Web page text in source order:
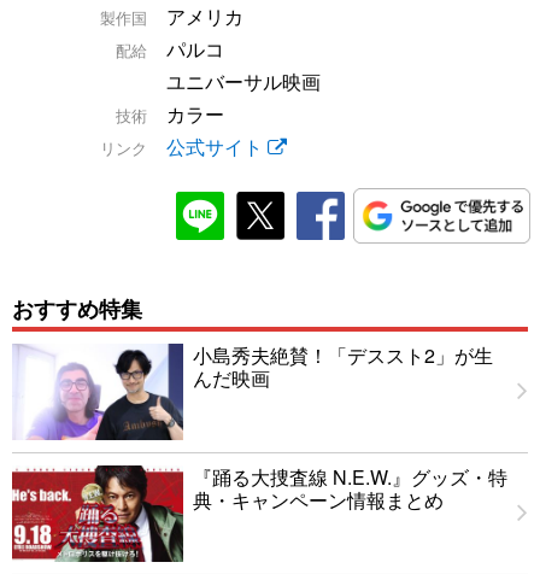
製作国 アメリカ
配給
パルコ
ユニバーサル映画
技術 カラー
リンク 公式サイト
おすすめ特集
小島秀夫絶賛！「デススト2」が生
んだ映画
『踊る大捜査線 N.E.W.』グッズ・特
典・キャンペーン情報まとめ